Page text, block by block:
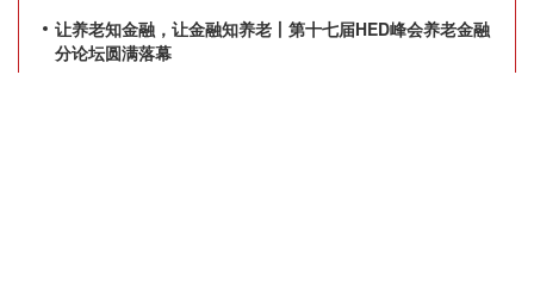
让养老知金融，让金融知养老丨第十七届HED峰会养老金融
分论坛圆满落幕